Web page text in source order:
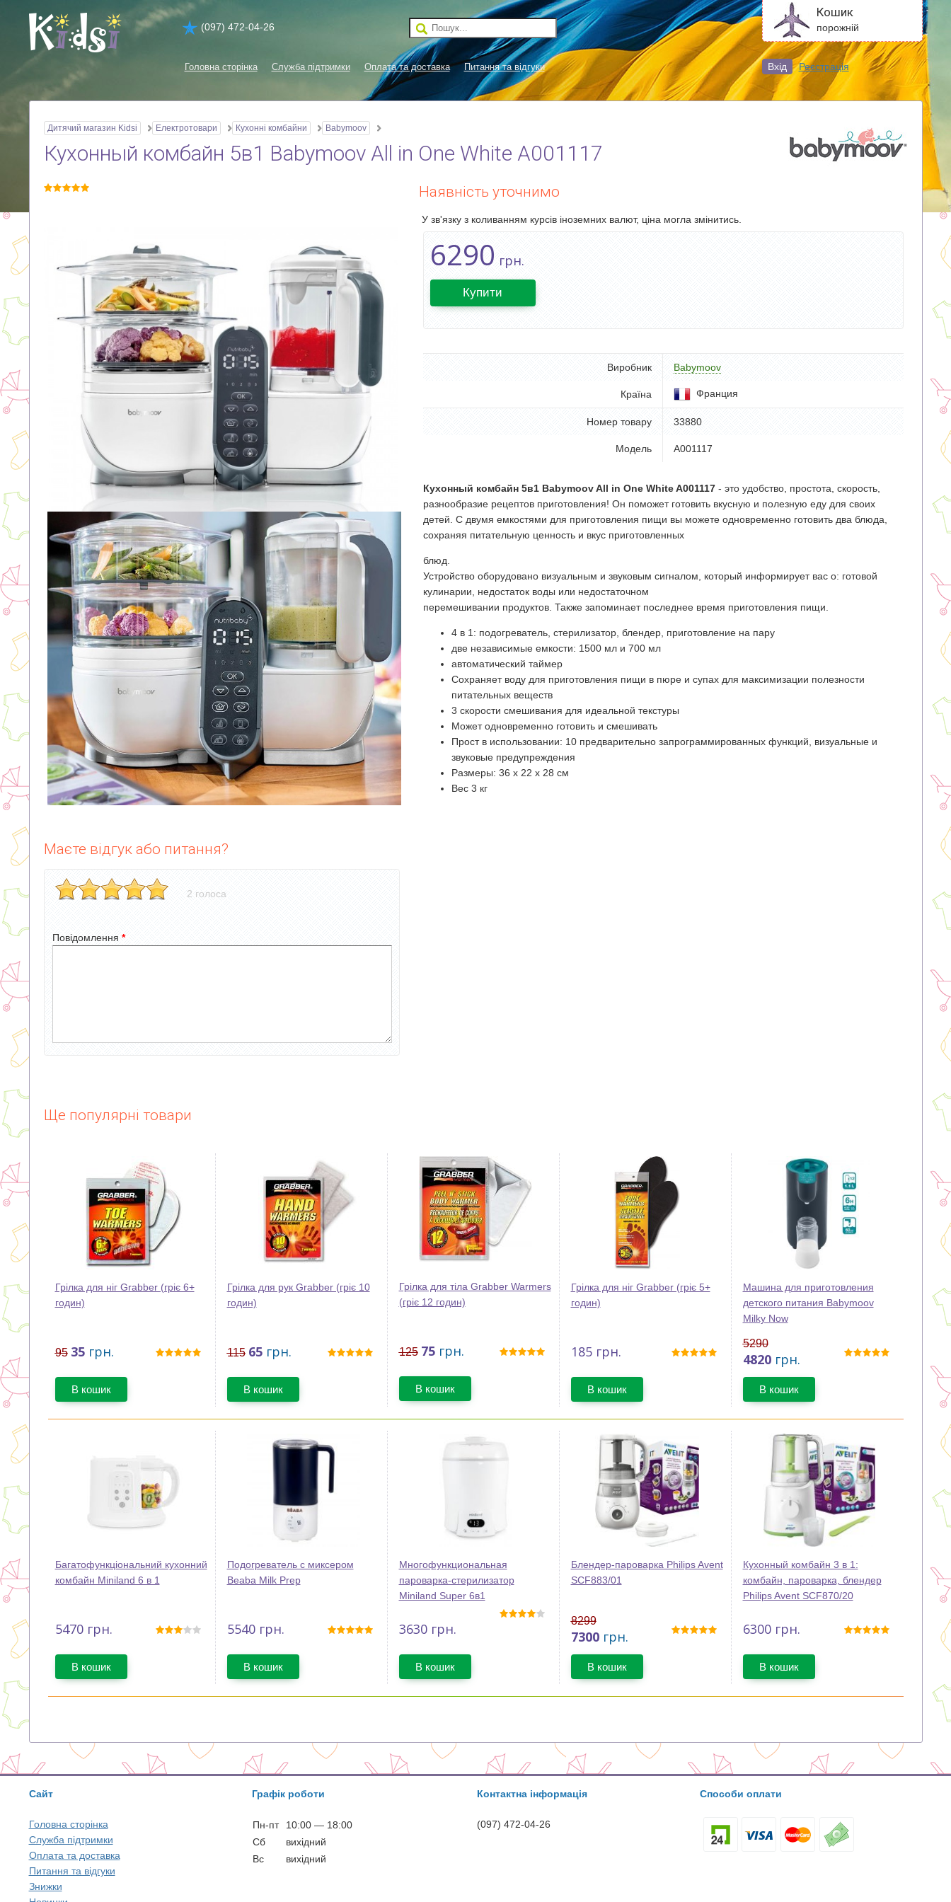
(097) 472-04-26
Кошик
порожній
Головна сторінка Служба підтримки Оплата та доставка Питання та відгуки Вхід Реєстрація
Дитячий магазин Kidsi Електротовари Кухонні комбайни Babymoov
Кухонный комбайн 5в1 Babymoov All in One White A001117
Наявність уточнимо
У зв'язку з коливанням курсів іноземних валют, ціна могла змінитись.
Маєте відгук або питання?
2 голоса
Повідомлення *
6290 грн.
Купити
Виробник Babymoov
Країна Франция
Номер товару 33880
Модель A001117
Кухонный комбайн 5в1 Babymoov All in One White A001117- это удобство, простота, скорость,
разнообразие рецептов приготовления! Он поможет готовить вкусную и полезную еду для своих
детей. С двумя емкостями для приготовления пищи вы можете одновременно готовить два блюда,
сохраняя питательную ценность и вкус приготовленных
блюд.
Устройство оборудовано визуальным и звуковым сигналом, который информирует вас о: готовой
кулинарии, недостаток воды или недостаточном
перемешивании продуктов. Также запоминает последнее время приготовления пищи.
4 в 1: подогреватель, стерилизатор, блендер, приготовление на пару
две независимые емкости: 1500 мл и 700 мл
автоматический таймер
Сохраняет воду для приготовления пищи в пюре и супах для максимизации полезности
питательных веществ
3 скорости смешивания для идеальной текстуры
Может одновременно готовить и смешивать
Прост в использовании: 10 предварительно запрограммированных функций, визуальные и
звуковые предупреждения
Размеры: 36 х 22 х 28 см
Вес 3 кг
Ще популярні товари
Грілка для ніг Grabber (гріє 6+
годин)
95 35 грн.
В кошик
Грілка для рук Grabber (гріє 10
годин)
115 65 грн.
В кошик
Грілка для тіла Grabber Warmers
(гріє 12 годин)
125 75 грн.
В кошик
Грілка для ніг Grabber (гріє 5+
годин)
185грн.
В кошик
Машина для приготовления
детского питания Babymoov
Milky Now
5290
4820 грн.
В кошик
Багатофункціональний кухонний
комбайн Miniland 6 в 1
5470грн.
В кошик
Подогреватель с миксером
Beaba Milk Prep
5540грн.
В кошик
Многофункциональная
пароварка-стерилизатор
Miniland Super 6в1
3630грн.
В кошик
Блендер-пароварка Philips Avent
SCF883/01
8299
7300 грн.
В кошик
Кухонный комбайн 3 в 1:
комбайн, пароварка, блендер
Philips Avent SCF870/20
6300грн.
В кошик
Сайт
Головна сторінка
Служба підтримки
Оплата та доставка
Питання та відгуки
Знижки
Графік роботи
Пн-пт
10:00 — 18:00
Сб
вихідний
Вс
вихідний
Контактна інформація
(097) 472-04-26
Способи оплати